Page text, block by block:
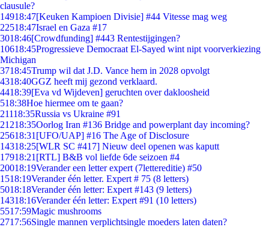
clausule?
14918:47[Keuken Kampioen Divisie] #44 Vitesse mag weg
22518:47Israel en Gaza #17
3018:46[Crowdfunding] #443 Rentestijgingen?
10618:45Progressieve Democraat El-Sayed wint nipt voorverkiezing
Michigan
3718:45Trump wil dat J.D. Vance hem in 2028 opvolgt
4318:40GGZ heeft mij gezond verklaard.
4418:39[Eva vd Wijdeven] geruchten over dakloosheid
518:38Hoe hiermee om te gaan?
21118:35Russia vs Ukraine #91
21218:35Oorlog Iran #136 Bridge and powerplant day incoming?
25618:31 [UFO/UAP] #16 The Age of Disclosure
14318:25[WLR SC #417] Nieuw deel openen was kaputt
17918:21 [RTL] B&B vol liefde 6de seizoen #4
20018:19Verander een letter expert (7lettereditie) #50
1518:19Verander één letter. Expert # 75 (8 letters)
5018:18Verander één letter: Expert #143 (9 letters)
14318:16Verander één letter: Expert #91 (10 letters)
5517:59Magic mushrooms
2717:56Single mannen verplichtsingle moeders laten daten?